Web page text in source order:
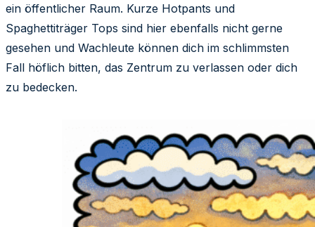
ein öffentlicher Raum. Kurze Hotpants und
Spaghettiträger Tops sind hier ebenfalls nicht gerne
gesehen und Wachleute können dich im schlimmsten
Fall höflich bitten, das Zentrum zu verlassen oder dich
zu bedecken.